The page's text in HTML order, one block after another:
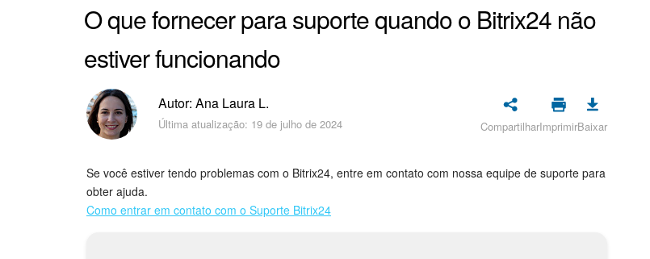
O que fornecer para suporte quando o Bitrix24 não
estiver funcionando
Autor: Ana Laura L.
Última atualização: 19 de julho de 2024 CompartilharImprimirBaixar
Se você estiver tendo problemas com o Bitrix24, entre em contato com nossa equipe de suporte para
obter ajuda.
Como entrar em contato com o Suporte Bitrix24